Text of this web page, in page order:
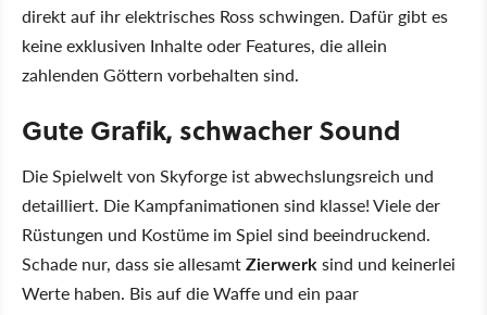
direkt auf ihr elektrisches Ross schwingen. Dafür gibt es
keine exklusiven Inhalte oder Features, die allein
zahlenden Göttern vorbehalten sind.
Gute Grafik, schwacher Sound
Die Spielwelt von Skyforge ist abwechslungsreich und
detailliert. Die Kampfanimationen sind klasse! Viele der
Rüstungen und Kostüme im Spiel sind beeindruckend.
Schade nur, dass sie allesamtZierwerk sind und keinerlei
Werte haben. Bis auf die Waffe und ein paar